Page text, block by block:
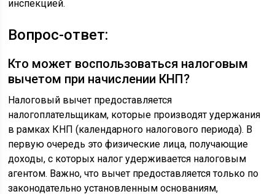
инспекцией.
Вопрос-ответ:
Кто может воспользоваться налоговым
вычетом при начислении КНП?
Налоговый вычет предоставляется
налогоплательщикам, которые производят удержания
в рамках КНП (календарного налогового периода). В
первую очередь это физические лица, получающие
доходы, с которых налог удерживается налоговым
агентом. Важно, что вычет предоставляется только по
законодательно установленным основаниям,